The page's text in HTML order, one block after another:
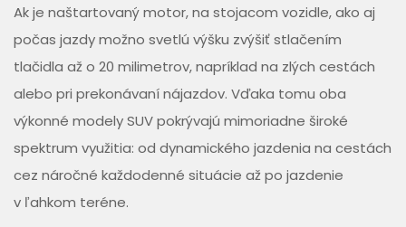
Ak je naštartovaný motor, na stojacom vozidle, ako aj
počas jazdy možno svetlú výšku zvýšiť stlačením
tlačidla až o 20 milimetrov, napríklad na zlých cestách
alebo pri prekonávaní nájazdov. Vďaka tomu oba
výkonné modely SUV pokrývajú mimoriadne široké
spektrum využitia: od dynamického jazdenia na cestách
cez náročné každodenné situácie až po jazdenie
v ľahkom teréne.